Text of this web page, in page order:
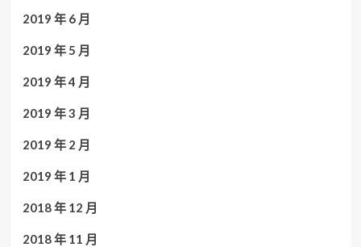
2019 年 6 月
2019 年 5 月
2019 年 4 月
2019 年 3 月
2019 年 2 月
2019 年 1 月
2018 年 12 月
2018 年 11 月